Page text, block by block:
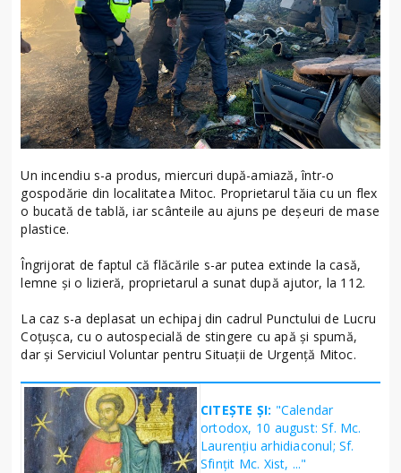
Un incendiu s-a produs, miercuri după-amiază, într-o
gospodărie din localitatea Mitoc. Proprietarul tăia cu un flex
o bucată de tablă, iar scânteile au ajuns pe deșeuri de mase
plastice.
Îngrijorat de faptul că flăcările s-ar putea extinde la casă,
lemne și o lizieră, proprietarul a sunat după ajutor, la 112.
La caz s-a deplasat un echipaj din cadrul Punctului de Lucru
Coțușca, cu o autospecială de stingere cu apă și spumă,
dar și Serviciul Voluntar pentru Situații de Urgență Mitoc.
CITEȘTE ȘI: "Calendar
ortodox, 10 august: Sf. Mc.
Laurenţiu arhidiaconul; Sf.
Sfinţit Mc. Xist, ..."